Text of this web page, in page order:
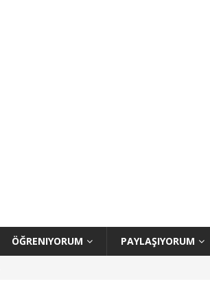
ÖĞRENIYORUM PAYLAŞIYORUM